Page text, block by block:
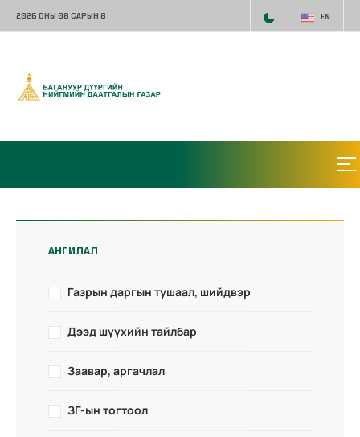
2026 ОНЫ 08 САРЫН 8 EN
АНГИЛАЛ
Газрын даргын тушаал, шийдвэр
Дээд шүүхийн тайлбар
Заавар, аргачлал
ЗГ-ын тогтоол